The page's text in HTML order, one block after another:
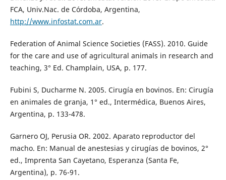
FCA, Univ.Nac. de Córdoba, Argentina,
http://www.infostat.com.ar.
Federation of Animal Science Societies (FASS). 2010. Guide
for the care and use of agricultural animals in research and
teaching, 3° Ed. Champlain, USA, p. 177.
Fubini S, Ducharme N. 2005. Cirugía en bovinos. En: Cirugía
en animales de granja, 1° ed., Intermédica, Buenos Aires,
Argentina, p. 133-478.
Garnero OJ, Perusia OR. 2002. Aparato reproductor del
macho. En: Manual de anestesias y cirugías de bovinos, 2°
ed., Imprenta San Cayetano, Esperanza (Santa Fe,
Argentina), p. 76-91.